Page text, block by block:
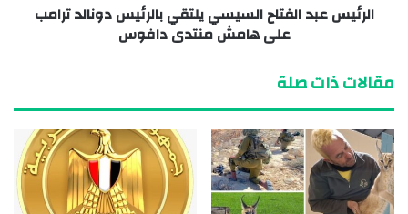
الرئيس عبد الفتاح السيسي يلتقي بالرئيس دونالد ترامب
على هامش منتدى دافوس
مقالات ذات صلة